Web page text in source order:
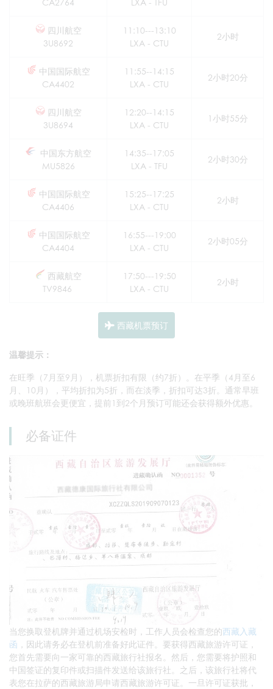
CA2764 LXA - TFU
四川航空
3U8692
11:10---13:10
LXA - CTU
2小时
中国国际航空
CA4402
11:55--14:15
LXA - CTU
2小时20分
四川航空
3U8694
12:20--14:15
LXA - CTU
1小时55分
中国东方航空
MU5826
14:35--17:05
LXA - TFU
2小时30分
中国国际航空
CA4406
15:25--17:25
LXA - CTU
2小时
中国国际航空
CA4404
16:55---19:00
LXA - CTU
2小时05分
西藏航空
TV9846
17:50---19:50
LXA - CTU
2小时
西藏机票预订
温馨提示：
在旺季（7月至9月），机票折扣有限（约7折）。在平季（4月至6
月、10月），平均折扣为5折，而在淡季，折扣可达3折。通常早班
或晚班航班会更便宜，提前1到2个月预订可能还会获得额外优惠。
必备证件
当您换取登机牌并通过机场安检时，工作人员会检查您的西藏入藏
函 ，因此请务必在登机前准备好此证件。要获得西藏旅游许可证，
您首先需要向一家可靠的西藏旅行社报名。然后，您需要将护照和
中国签证的复印件或扫描件发送给该旅行社。之后，该旅行社将代
表您在拉萨的西藏旅游局申请西藏旅游许可证。一旦许可证获批，